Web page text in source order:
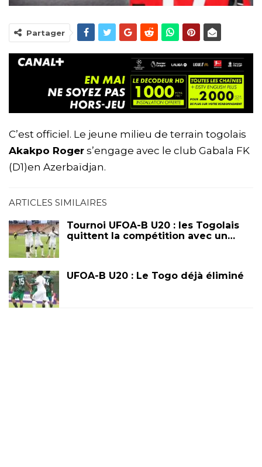
Partager
C’est officiel. Le jeune milieu de terrain togolais
Akakpo Roger s’engage avec le club Gabala FK
(D1)en Azerbaïdjan.
ARTICLES SIMILAIRES
Tournoi UFOA-B U20 : les Togolais
quittent la compétition avec un…
UFOA-B U20 : Le Togo déjà éliminé